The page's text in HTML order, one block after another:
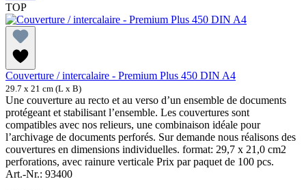
TOP
Couverture / intercalaire - Premium Plus 450 DIN A4
29.7 x 21 cm (L x B)
Une couverture au recto et au verso d’un ensemble de documents
protégeant et stabilisant l’ensemble. Les couvertures sont
compatibles avec nos relieurs, une combinaison idéale pour
l’archivage de documents perforés. Sur demande nous réalisons des
couvertures en dimensions individuelles. format: 29,7 x 21,0 cm2
perforations, avec rainure verticale Prix par paquet de 100 pcs.
Art.-Nr.: 93400